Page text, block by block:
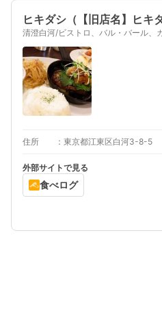
ヒキダシ（【旧店名】ヒキ
清澄白河/ビストロ、バル・バール、
住所 東京都江東区白河3-8-5
外部サイトで見る
食べログ